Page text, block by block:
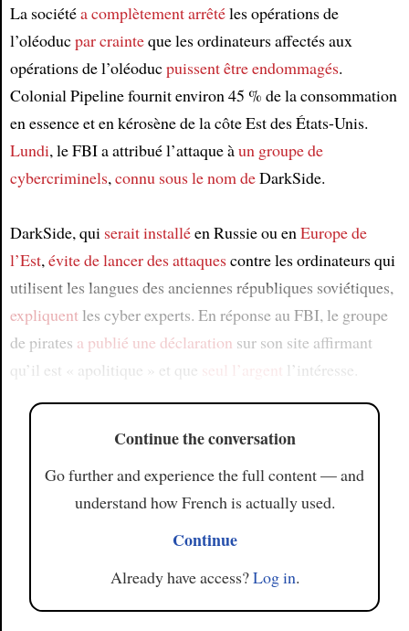
Article
La sociétéa complètement arrêtéles opérations de
l’oléoducpar crainteque les ordinateurs affectés aux
opérations de l’oléoducpuissent être endommagés.
Colonial Pipeline fournit environ 45 % de la consommation
en essence et en kérosène de la côte Est des États-Unis.
Lundi, le FBI a attribué l’attaque àun groupe de
cybercriminels, connu sous le nom deDarkSide.
DarkSide, qui serait installéen Russie ou en Europe de
l’Est, évite de lancer des attaquescontre les ordinateurs qui
utilisent les langues des anciennes républiques soviétiques,
expliquentles cyber experts. En réponse au FBI, le groupe
de pirates a publié une déclaration sur son site affirmant
qu’il est « apolitique » et que
seul l’argent l’intéresse.
Continue the conversation
Go further and experience the full content — and
understand how French is actually used.
Continue
Already have access?Log in.